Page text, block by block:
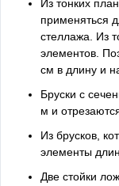
Из тонких
применяться
стеллажа. Из
элементов.
см в длину и
Бруски с
м и
Из брусков,
элементы
Две стойки